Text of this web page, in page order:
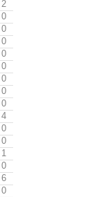
2
0
0
0
0
0
0
0
0
4
0
0
1
0
6
0